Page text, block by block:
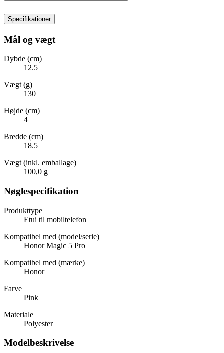
Specifikationer
Mål og vægt
Dybde (cm)
12.5
Vægt (g)
130
Højde (cm)
4
Bredde (cm)
18.5
Vægt (inkl. emballage)
100,0 g
Nøglespecifikation
Produkttype
Etui til mobiltelefon
Kompatibel med (model/serie)
Honor Magic 5 Pro
Kompatibel med (mærke)
Honor
Farve
Pink
Materiale
Polyester
Modelbeskrivelse